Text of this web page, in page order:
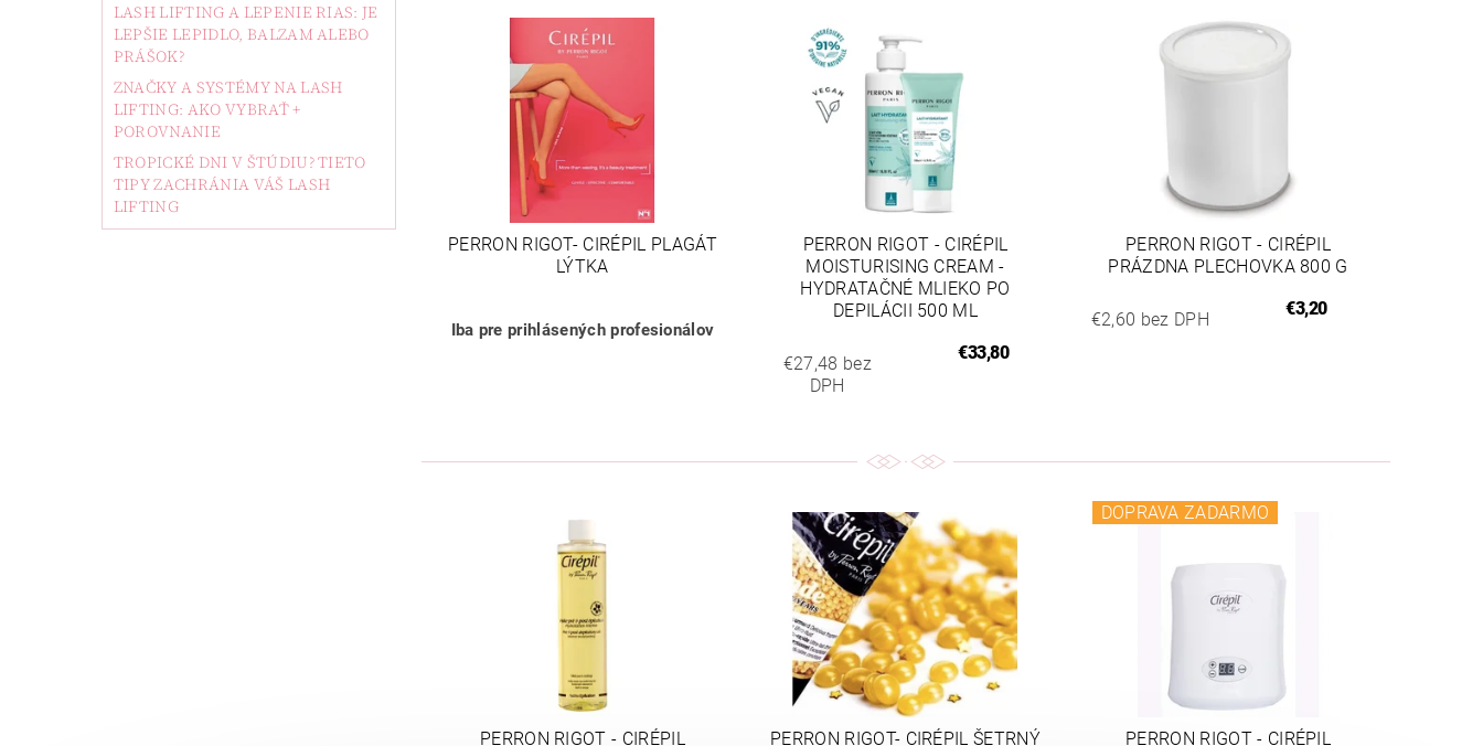
LASH LIFTING A LEPENIE RIAS: JE
LEPŠIE LEPIDLO, BALZAM ALEBO
PRÁŠOK?
ZNAČKY A SYSTÉMY NA LASH
LIFTING: AKO VYBRAŤ +
POROVNANIE
TROPICKÉ DNI V ŠTÚDIU? TIETO
TIPY ZACHRÁNIA VÁŠ LASH
LIFTING
PERRON RIGOT- CIRÉPIL PLAGÁT
LÝTKA
Iba pre prihlásených profesionálov
PERRON RIGOT - CIRÉPIL
MOISTURISING CREAM -
HYDRATAČNÉ MLIEKO PO
DEPILÁCII 500 ML
€27,48 bez
DPH
€33,80
PERRON RIGOT - CIRÉPIL
PRÁZDNA PLECHOVKA 800 G
€2,60 bez DPH
€3,20
PERRON RIGOT - CIRÉPIL PERRON RIGOT- CIRÉPIL ŠETRNÝ
DOPRAVA ZADARMO
PERRON RIGOT - CIRÉPIL